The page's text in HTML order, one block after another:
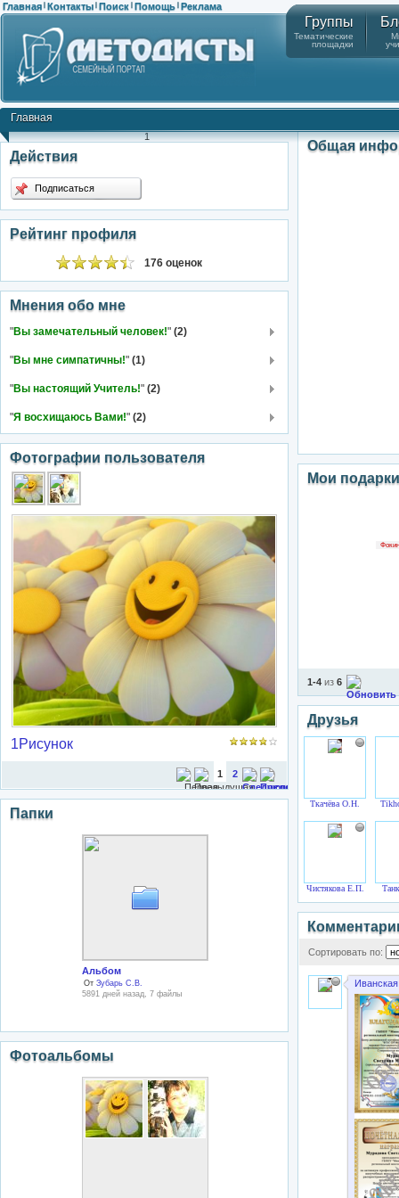
Главная | Контакты | Поиск | Помощь | Реклама
Группы
Тематические
площадки
Главная
1
Действия
Подписаться
Рейтинг профиля
176 оценок
Мнения обо мне
"Вы замечательный человек!" (2)
"Вы мне симпатичны!" (1)
"Вы настоящий Учитель!" (2)
"Я восхищаюсь Вами!" (2)
Фотографии пользователя
1Рисунок
1 2
Папки
Альбом
От Зубарь С.В.
5891 дней назад, 7 файлы
Фотоальбомы
Общая
Мои подарки
1-4 из 6
Друзья
Ткачёва О.Н.
Чистякова Е.П.
Сортировать по: